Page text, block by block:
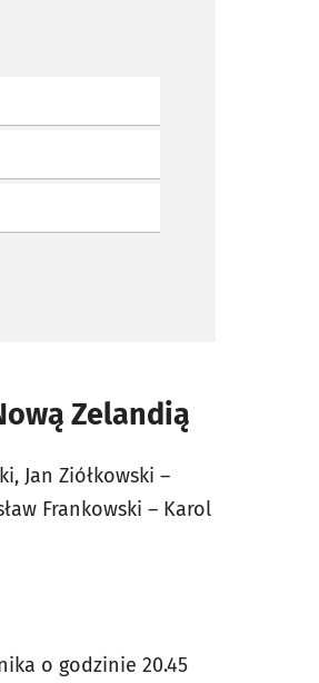
Zelandią
Jan Ziółkowski –
Frankowski – Karol
o godzinie 20.45